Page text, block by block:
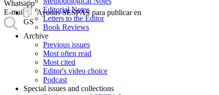
Ayudas SESPAS para publicar en
GS
Whatsapp
E-mail
Editorial Notes
Letters to the Editor
Book Reviews
Archive
Previous issues
Most often read
Most cited
Editor's video choice
Podcast
Special issues and collections